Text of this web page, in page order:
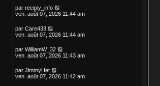
par recipiy_info
ven. août 07, 2026 11:44 am
par Care433
ven. août 07, 2026 11:44 am
par WilliamW_32
ven. août 07, 2026 11:43 am
par JimmyHet
ven. août 07, 2026 11:42 am